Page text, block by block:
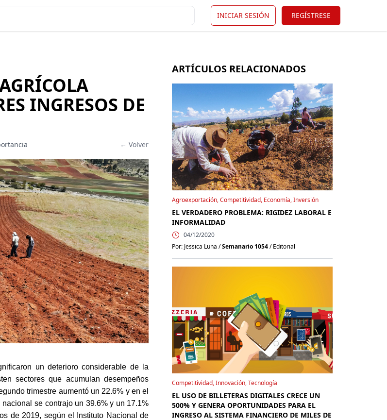
INICIAR SESIÓN REGÍSTRESE
INGRESOS DE
← Volver
un deterioro considerable de la
sectores que acumulan desempeños
trimestre aumentó un 22.6% y en el
se contrajo un 39.6% y un 17.1%
de 2019, según el Instituto Nacional de
ARTÍCULOS RELACIONADOS
Agroexportación, Competitividad, Economía, Inversión
EL VERDADERO PROBLEMA: RIGIDEZ LABORAL E
INFORMALIDAD
04/12/2020
Por: Jessica Luna /Semanario 1054/ Editorial
Competitividad, Innovación, Tecnología
EL USO DE BILLETERAS DIGITALES CRECE UN
500% Y GENERA OPORTUNIDADES PARA EL
INGRESO AL SISTEMA FINANCIERO DE MILES DE